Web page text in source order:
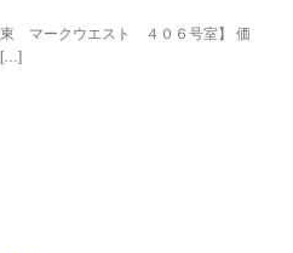
ークウエスト ４０６号室】 価